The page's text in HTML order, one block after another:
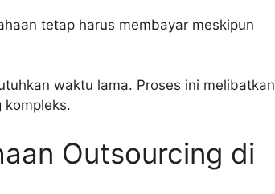
tetap harus membayar meskipun
waktu lama. Proses ini melibatkan
kompleks.
Outsourcing di